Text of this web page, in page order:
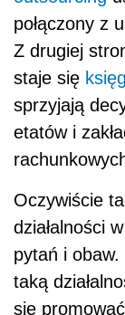
połączony z
Z drugiej
staje się
sprzyjają
etatów i
Oczywiście
działalności
pytań i
taką
się